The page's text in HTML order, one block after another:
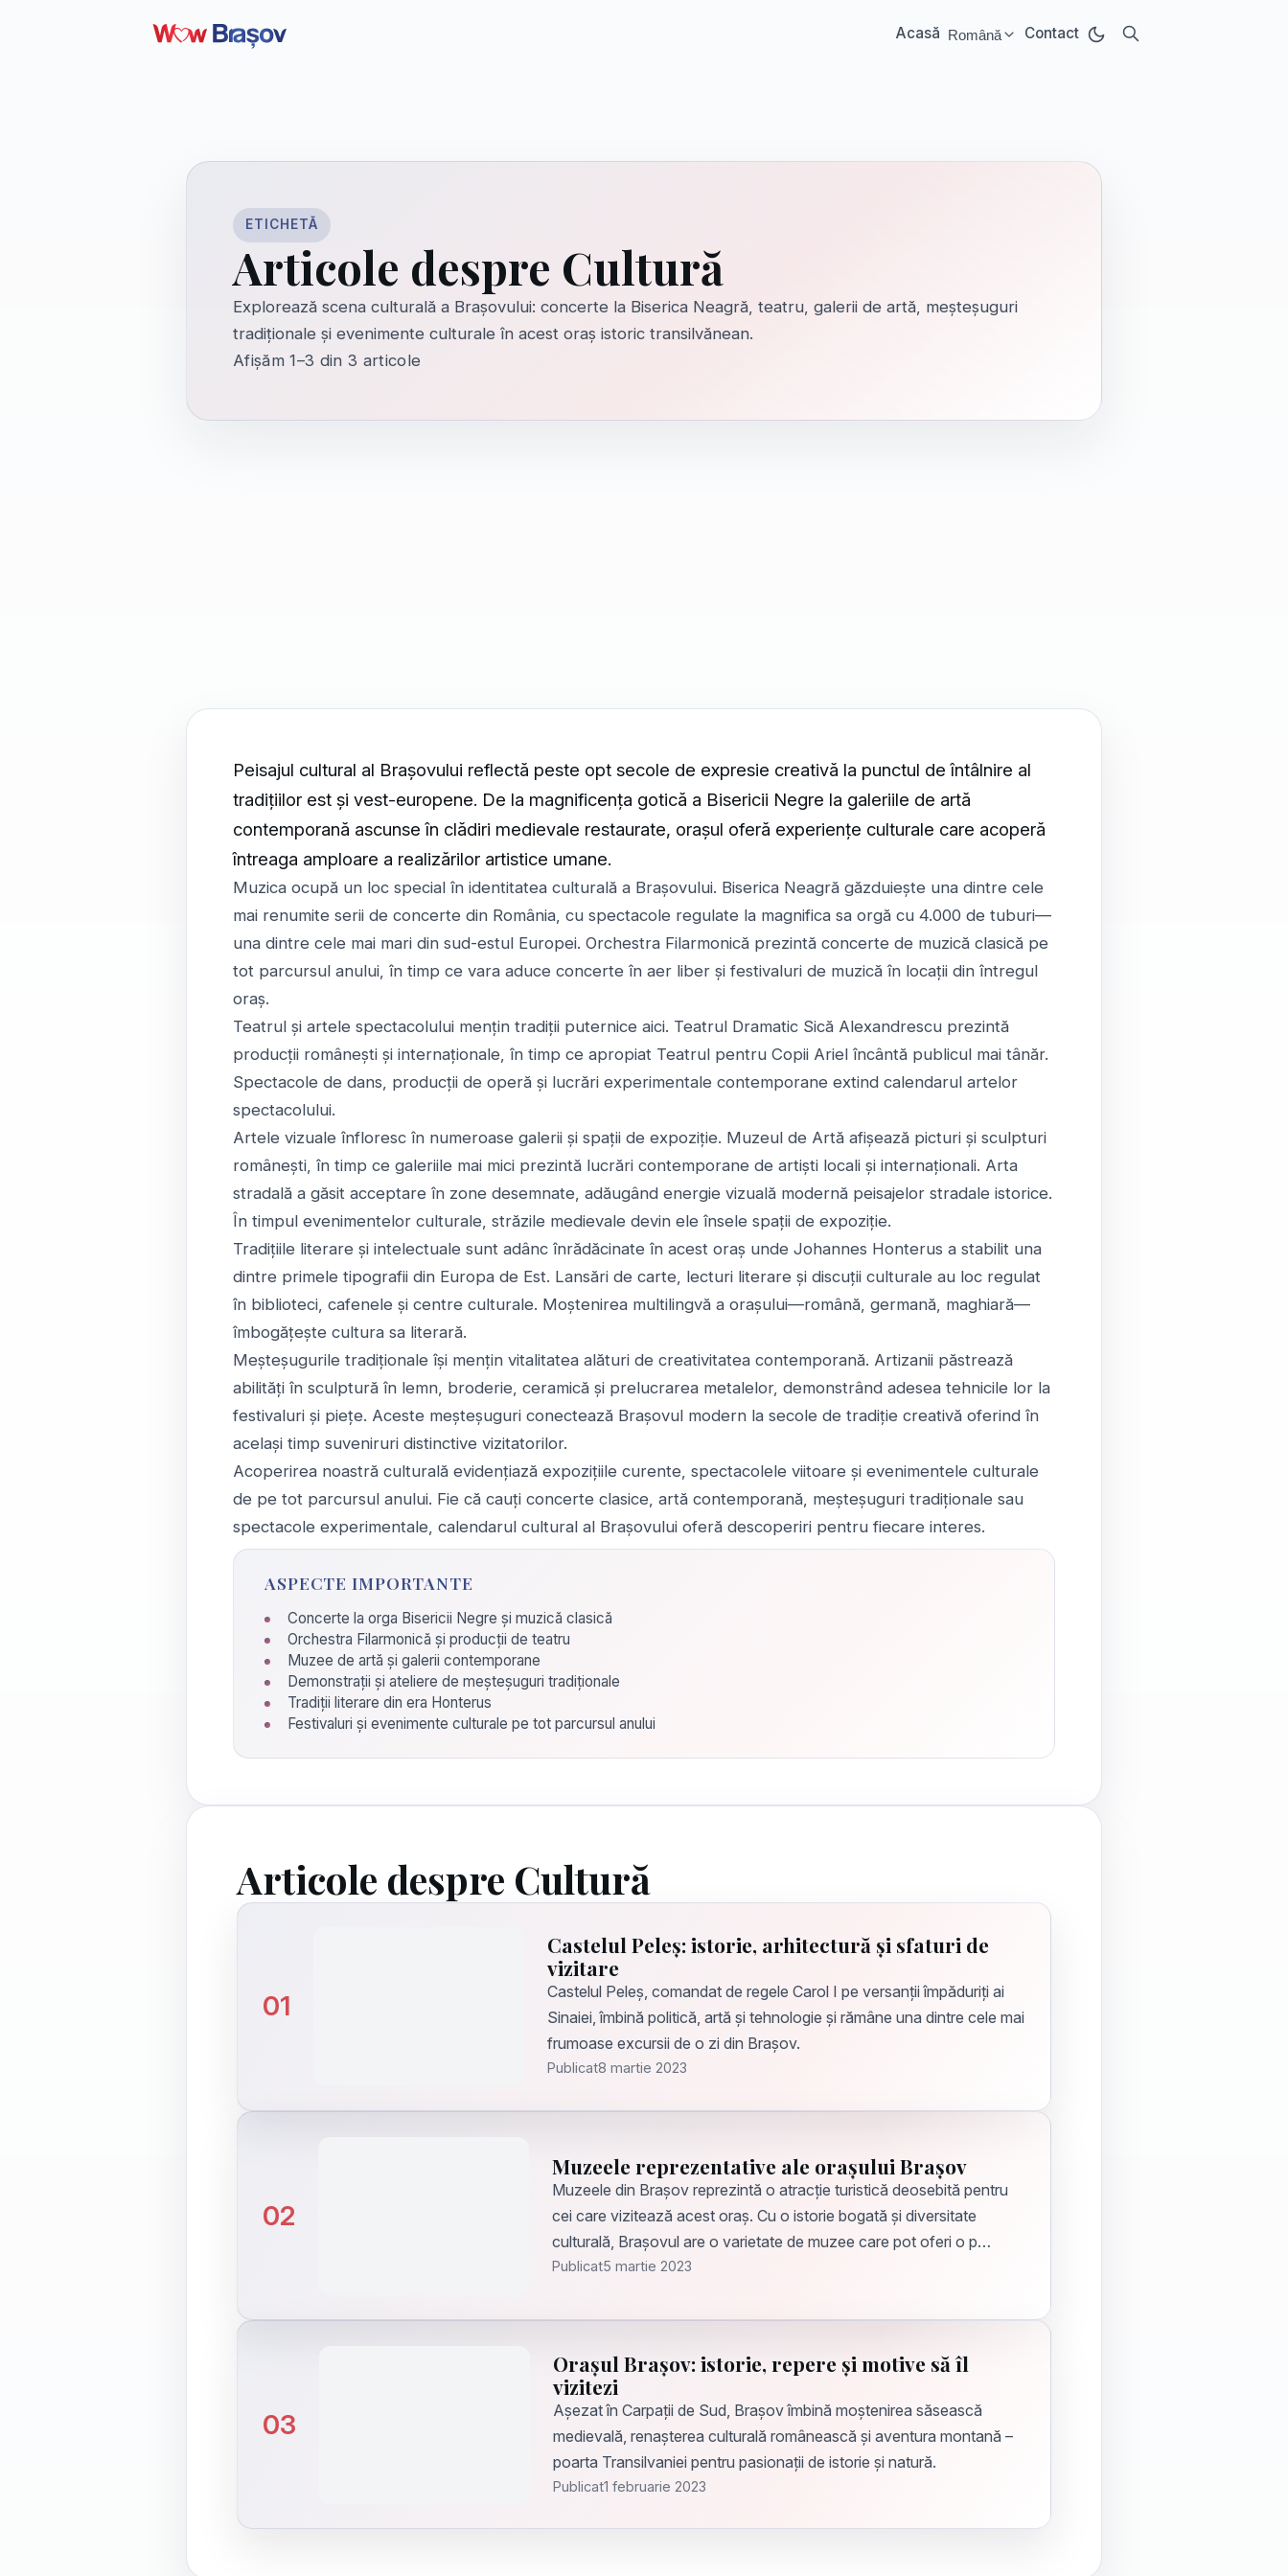
Acasă Select language:
Română Contact
ETICHETĂ
Articole despre Cultură
Explorează scena culturală a Brașovului: concerte la Biserica Neagră, teatru, galerii de artă, meșteșuguri
tradiționale și evenimente culturale în acest oraș istoric transilvănean.
Afișăm 1–3 din 3 articole
Peisajul cultural al Brașovului reflectă peste opt secole de expresie creativă la punctul de întâlnire al
tradițiilor est și vest-europene. De la magnificența gotică a Bisericii Negre la galeriile de artă
contemporană ascunse în clădiri medievale restaurate, orașul oferă experiențe culturale care acoperă
întreaga amploare a realizărilor artistice umane.
Muzica ocupă un loc special în identitatea culturală a Brașovului. Biserica Neagră găzduiește una dintre cele
mai renumite serii de concerte din România, cu spectacole regulate la magnifica sa orgă cu 4.000 de tuburi—
una dintre cele mai mari din sud-estul Europei. Orchestra Filarmonică prezintă concerte de muzică clasică pe
tot parcursul anului, în timp ce vara aduce concerte în aer liber și festivaluri de muzică în locații din întregul
oraș.
Teatrul și artele spectacolului mențin tradiții puternice aici. Teatrul Dramatic Sică Alexandrescu prezintă
producții românești și internaționale, în timp ce apropiat Teatrul pentru Copii Ariel încântă publicul mai tânăr.
Spectacole de dans, producții de operă și lucrări experimentale contemporane extind calendarul artelor
spectacolului.
Artele vizuale înfloresc în numeroase galerii și spații de expoziție. Muzeul de Artă afișează picturi și sculpturi
românești, în timp ce galeriile mai mici prezintă lucrări contemporane de artiști locali și internaționali. Arta
stradală a găsit acceptare în zone desemnate, adăugând energie vizuală modernă peisajelor stradale istorice.
În timpul evenimentelor culturale, străzile medievale devin ele însele spații de expoziție.
Tradițiile literare și intelectuale sunt adânc înrădăcinate în acest oraș unde Johannes Honterus a stabilit una
dintre primele tipografii din Europa de Est. Lansări de carte, lecturi literare și discuții culturale au loc regulat
în biblioteci, cafenele și centre culturale. Moștenirea multilingvă a orașului—română, germană, maghiară—
îmbogățește cultura sa literară.
Meșteșugurile tradiționale își mențin vitalitatea alături de creativitatea contemporană. Artizanii păstrează
abilități în sculptură în lemn, broderie, ceramică și prelucrarea metalelor, demonstrând adesea tehnicile lor la
festivaluri și piețe. Aceste meșteșuguri conectează Brașovul modern la secole de tradiție creativă oferind în
același timp suveniruri distinctive vizitatorilor.
Acoperirea noastră culturală evidențiază expozițiile curente, spectacolele viitoare și evenimentele culturale
de pe tot parcursul anului. Fie că cauți concerte clasice, artă contemporană, meșteșuguri tradiționale sau
spectacole experimentale, calendarul cultural al Brașovului oferă descoperiri pentru fiecare interes.
ASPECTE IMPORTANTE
Concerte la orga Bisericii Negre și muzică clasică
Orchestra Filarmonică și producții de teatru
Muzee de artă și galerii contemporane
Demonstrații și ateliere de meșteșuguri tradiționale
Tradiții literare din era Honterus
Festivaluri și evenimente culturale pe tot parcursul anului
Articole despre Cultură
01
Castelul Peleș: istorie, arhitectură și sfaturi de
vizitare
Castelul Peleș, comandat de regele Carol I pe versanții împăduriți ai
Sinaiei, îmbină politică, artă și tehnologie și rămâne una dintre cele mai
frumoase excursii de o zi din Brașov.
Publicat8 martie 2023
02
Muzeele reprezentative ale orașului Brașov
Muzeele din Brașov reprezintă o atracție turistică deosebită pentru
cei care vizitează acest oraș. Cu o istorie bogată și diversitate
culturală, Brașovul are o varietate de muzee care pot oferi o p…
Publicat5 martie 2023
03
Orașul Brașov: istorie, repere și motive să îl
vizitezi
Așezat în Carpații de Sud, Brașov îmbină moștenirea săsească
medievală, renașterea culturală românească și aventura montană –
poarta Transilvaniei pentru pasionații de istorie și natură.
Publicat1 februarie 2023